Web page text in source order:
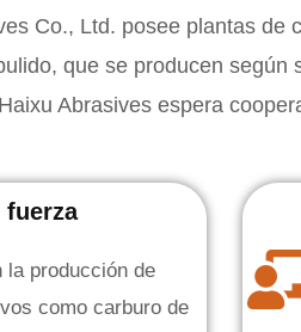
Co., Ltd. posee plantas
que se producen
Abrasives espera
fuerza
la producción de
como carburo de